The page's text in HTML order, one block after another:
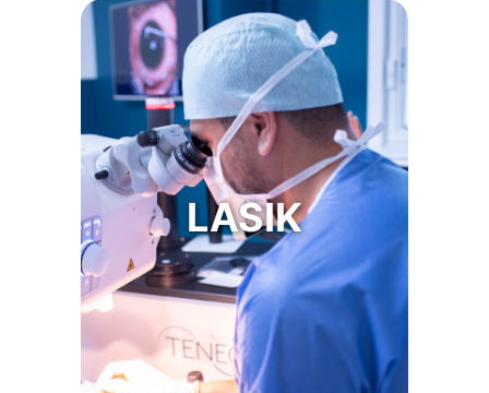
LASIK
➜
Chirurgie rapide et sans douleur.
➜
Technique de correction laser de
référence. Elle utilise un laser excimer
et femtoseconde.
Récupération quasi immédiate.
En savoir plus sur LASIK